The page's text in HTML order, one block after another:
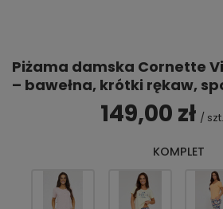
Piżama damska Cornette
– bawełna, krótki rękaw,
149,00 zł / szt.
KOMPLET